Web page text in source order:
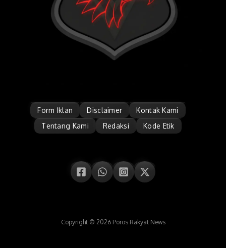
Form Iklan Disclaimer
Kontak Kami
Tentang Kami
Redaksi Kode Etik
Copyright © 2026 Poros Rakyat News